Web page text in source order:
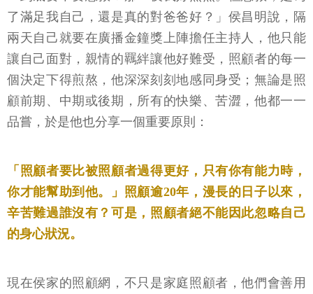
了滿足我自己，還是真的對爸爸好？」侯昌明說，隔
兩天自己就要在廣播金鐘獎上陣擔任主持人，他只能
讓自己面對，親情的羈絆讓他好難受，照顧者的每一
個決定下得煎熬，他深深刻刻地感同身受；無論是照
顧前期、中期或後期，所有的快樂、苦澀，他都一一
品嘗，於是他也分享一個重要原則：
「照顧者要比被照顧者過得更好，只有你有能力時，
你才能幫助到他。」照顧逾20年，漫長的日子以來，
辛苦難過誰沒有？可是，照顧者絕不能因此忽略自己
的身心狀況。
現在侯家的照顧網，不只是家庭照顧者，他們會善用